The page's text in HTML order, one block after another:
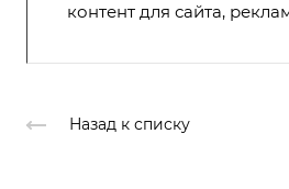
контент для сайта,
Назад к списку